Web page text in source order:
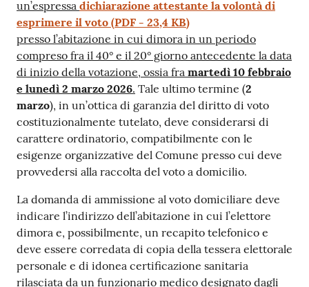
un’espressa dichiarazione attestante la volontà di
esprimere il voto (PDF - 23,4 KB)
presso l’abitazione in cui dimora in un periodo
compreso fra il 40° e il 20° giorno antecedente la data
di inizio della votazione, ossia fra martedì 10 febbraio
e lunedì 2 marzo 2026. Tale ultimo termine (2
marzo), in un’ottica di garanzia del diritto di voto
costituzionalmente tutelato, deve considerarsi di
carattere ordinatorio, compatibilmente con le
esigenze organizzative del Comune presso cui deve
provvedersi alla raccolta del voto a domicilio.
La domanda di ammissione al voto domiciliare deve
indicare l’indirizzo dell’abitazione in cui l’elettore
dimora e, possibilmente, un recapito telefonico e
deve essere corredata di copia della tessera elettorale
personale e di idonea certificazione sanitaria
rilasciata da un funzionario medico designato dagli